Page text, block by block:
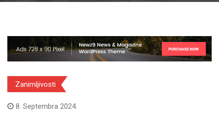
Zanimljivosti
8. Septembra 2024.